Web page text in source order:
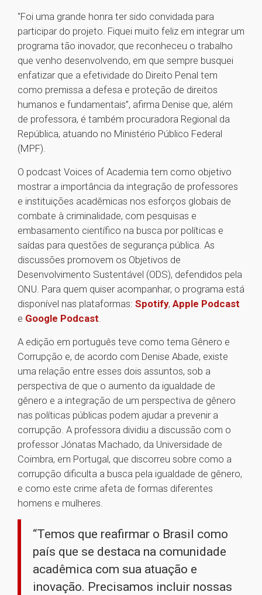
"Foi uma grande honra ter sido convidada para
participar do projeto. Fiquei muito feliz em integrar um
programa tão inovador, que reconheceu o trabalho
que venho desenvolvendo, em que sempre busquei
enfatizar que a efetividade do Direito Penal tem
como premissa a defesa e proteção de direitos
humanos e fundamentais”, afirma Denise que, além
de professora, é também procuradora Regional da
República, atuando no Ministério Público Federal
(MPF).
O podcast Voices of Academia tem como objetivo
mostrar a importância da integração de professores
e instituições acadêmicas nos esforços globais de
combate à criminalidade, com pesquisas e
embasamento científico na busca por políticas e
saídas para questões de segurança pública. As
discussões promovem os Objetivos de
Desenvolvimento Sustentável (ODS), defendidos pela
ONU. Para quem quiser acompanhar, o programa está
disponível nas plataformas: Spotify, Apple Podcast
e Google Podcast.
A edição em português teve como tema Gênero e
Corrupção e, de acordo com Denise Abade, existe
uma relação entre esses dois assuntos, sob a
perspectiva de que o aumento da igualdade de
gênero e a integração de um perspectiva de gênero
nas políticas públicas podem ajudar a prevenir a
corrupção. A professora dividiu a discussão com o
professor Jónatas Machado, da Universidade de
Coimbra, em Portugal, que discorreu sobre como a
corrupção dificulta a busca pela igualdade de gênero,
e como este crime afeta de formas diferentes
homens e mulheres.
“Temos que reafirmar o Brasil como
país que se destaca na comunidade
acadêmica com sua atuação e
inovação. Precisamos incluir nossas